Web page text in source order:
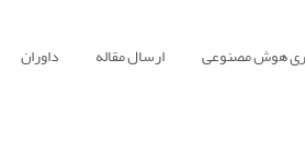
هوش مصنوعی ارسال مقاله داوران